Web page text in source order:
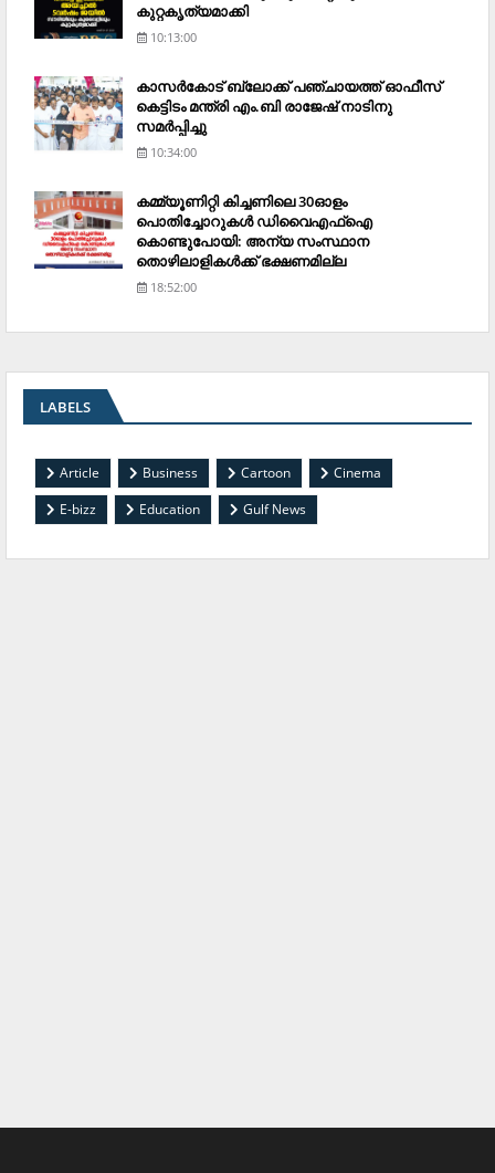
കുറ്റകൃത്യമാക്കി
10:13:00
കാസര്‍കോട് ബ്ലോക്ക് പഞ്ചായത്ത് ഓഫീസ്
കെട്ടിടം മന്ത്രി എം.ബി രാജേഷ് നാടിനു
സമര്‍പ്പിച്ചു
10:34:00
കമ്മ്യൂണിറ്റി കിച്ചണിലെ 30ഓളം
പൊതിച്ചോറുകള്‍ ഡിവൈഎഫ്‌ഐ
കൊണ്ടുപോയി: അന്യ സംസ്ഥാന
തൊഴിലാളികള്‍ക്ക് ഭക്ഷണമില്ല
18:52:00
LABELS
Article Business Cartoon
Cinema
E-bizz
Education Gulf News